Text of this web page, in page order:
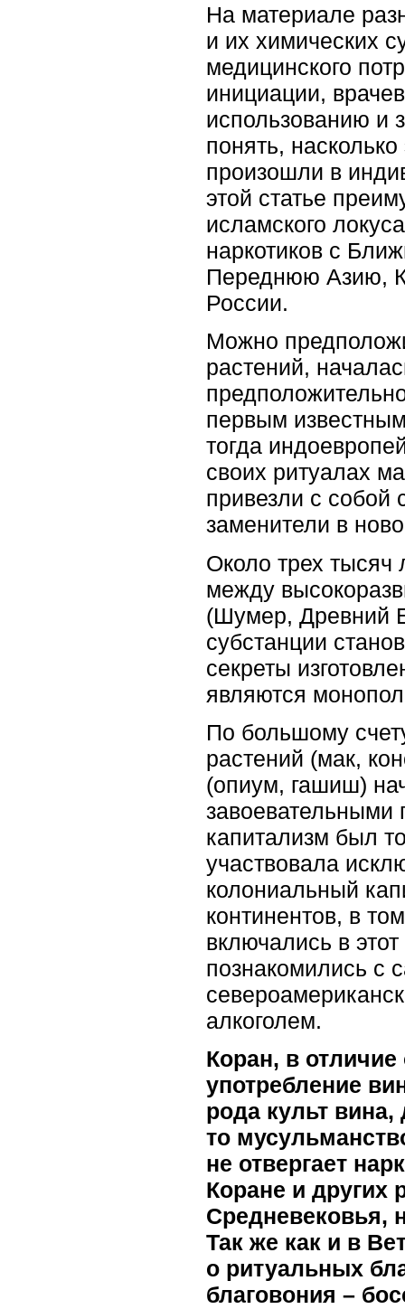
На материале
и их химических
медицинского
инициации,
использованию и
понять,
произошли в
этой статье
исламского
наркотиков с
Переднюю Азию,
России.
Можно
растений,
первым
тогда
своих ритуалах
привезли с собой
заменители в
Около трех тысяч
между
(Шумер, Древний
субстанции
секреты
являются
По большому
растений (мак,
(опиум, гашиш)
завоевательными
капитализм был
участвовала
колониальный
континентов, в
включались в
познакомились с
алкоголем.
Коран, в отличие
употребление
рода культ
то
не отвергает
Коране и других
Средневековья,
Так же как и в
о ритуальных
благовония –